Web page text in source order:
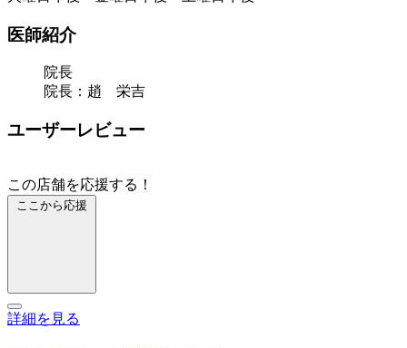
医師紹介
院長
院長：趙 栄吉
ユーザーレビュー
この店舗を応援する！
ここから応援
詳細を見る